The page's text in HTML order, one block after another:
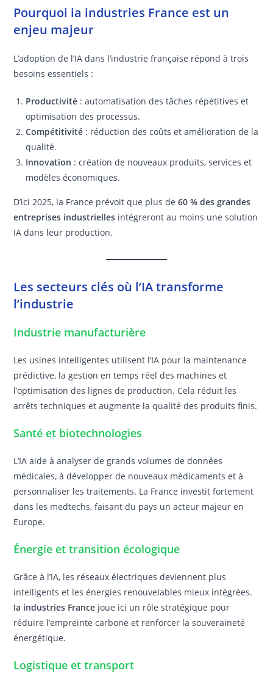
Pourquoi ia industries France est un
enjeu majeur
L’adoption de l’IA dans l’industrie française répond à trois
besoins essentiels :
Productivité : automatisation des tâches répétitives et
optimisation des processus.
Compétitivité : réduction des coûts et amélioration de la
qualité.
Innovation : création de nouveaux produits, services et
modèles économiques.
D’ici 2025, la France prévoit que plus de60 % des grandes
entreprises industrielles intégreront au moins une solution
IA dans leur production.
Les secteurs clés où l’IA transforme
l’industrie
Industrie manufacturière
Les usines intelligentes utilisent l’IA pour la maintenance
prédictive, la gestion en temps réel des machines et
l’optimisation des lignes de production. Cela réduit les
arrêts techniques et augmente la qualité des produits finis.
Santé et biotechnologies
L’IA aide à analyser de grands volumes de données
médicales, à développer de nouveaux médicaments et à
personnaliser les traitements. La France investit fortement
dans les medtechs, faisant du pays un acteur majeur en
Europe.
Énergie et transition écologique
Grâce à l’IA, les réseaux électriques deviennent plus
intelligents et les énergies renouvelables mieux intégrées.
Ia industries France joue ici un rôle stratégique pour
réduire l’empreinte carbone et renforcer la souveraineté
énergétique.
Logistique et transport